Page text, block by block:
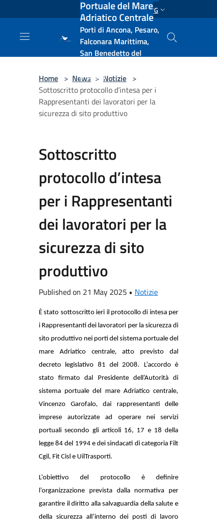
Salta al contenuto principale ENG
Portuale del Mare
Adriatico Centrale
Porti di Ancona, Pesaro,
Falconara Marittima,
San Benedetto del
e Vasto
Home > News > Notizie >
Sottoscritto protocollo d’intesa per i
Rappresentanti dei lavoratori per la
sicurezza di sito produttivo
Sottoscritto
protocollo d’intesa
per i Rappresentanti
dei lavoratori per la
sicurezza di sito
produttivo
Published on 21 May 2025 • Notizie
È stato sottoscritto ieri il protocollo di intesa per
i Rappresentanti dei lavoratori per la sicurezza di
sito produttivo nei porti del sistema portuale del
mare Adriatico centrale, atto previsto dal
decreto legislativo 81 del 2008. L’accordo è
stato firmato dal Presidente dell’Autorità di
sistema portuale del mare Adriatico centrale,
Vincenzo Garofalo, dai rappresentanti delle
imprese autorizzate ad operare nei servizi
portuali secondo gli articoli 16, 17 e 18 della
legge 84 del 1994 e dei sindacati di categoria Filt
Cgil, Fit Cisl e UilTrasporti.
L’obiettivo del protocollo è definire
l’organizzazione prevista dalla normativa per
garantire il diritto alla salvaguardia della salute e
della sicurezza all’interno dei posti di lavoro